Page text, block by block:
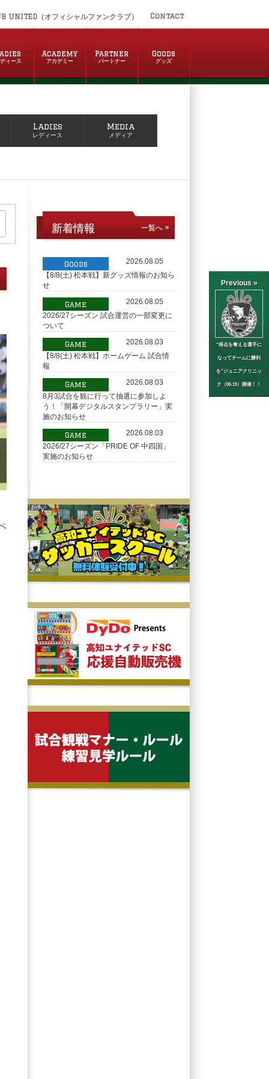
UNITED（オフィシャルファンクラブ） Contact
ィース
Academy
アカデミー
Partner
パートナー
Goods
グッズ
Previous »
“得点を奪える選手に
なってチームに勝利
を”ジュニアクリニッ
ク（06.15）開催！！
Ladies
レディース
Media
メディア
新着情報 一覧へ »
Goods
2026.08.05
【8/8(土) 松本戦】新グッズ情報のお知ら
せ
Game
2026.08.05
2026/27シーズン 試合運営の一部変更に
ついて
Game
2026.08.03
【8/8(土) 松本戦】ホームゲーム 試合情
報
Game
2026.08.03
8月3試合を観に行って抽選に参加しよ
う！「開幕デジタルスタンプラリー」実
施のお知らせ
Game
2026.08.03
2026/27シーズン「PRIDE OF 中四国」
実施のお知らせ